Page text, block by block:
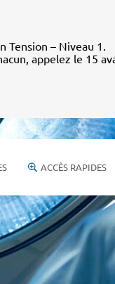
Tension – Niveau 1.
appelez le 15
ACCÈS RAPIDES